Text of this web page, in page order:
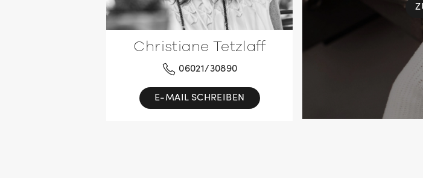
Christiane Tetzlaff
06021/30890
E-MAIL SCHREIBEN